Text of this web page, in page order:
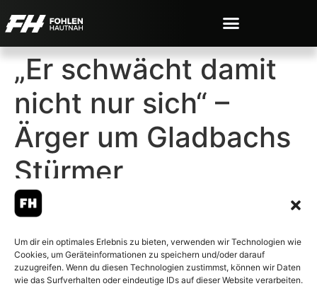
Um dir ein optimales Erlebnis zu bieten, verwenden wir Technologien wie
Cookies, um Geräteinformationen zu speichern und/oder darauf
zuzugreifen. Wenn du diesen Technologien zustimmst, können wir Daten
wie das Surfverhalten oder eindeutige IDs auf dieser Website verarbeiten.
„Er schwächt damit
nicht nur sich“ –
Ärger um Gladbachs
Stürmer
© 2007-2026 Fohlen-Hautnah.de
– Alle rechte vorbehalten.